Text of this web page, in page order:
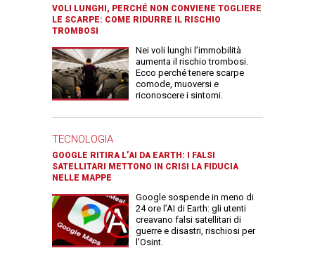
VOLI LUNGHI, PERCHÉ NON CONVIENE TOGLIERE
LE SCARPE: COME RIDURRE IL RISCHIO
TROMBOSI
Nei voli lunghi l’immobilità
aumenta il rischio trombosi.
Ecco perché tenere scarpe
comode, muoversi e
riconoscere i sintomi.
TECNOLOGIA
GOOGLE RITIRA L’AI DA EARTH: I FALSI
SATELLITARI METTONO IN CRISI LA FIDUCIA
NELLE MAPPE
Google sospende in meno di
24 ore l’AI di Earth: gli utenti
creavano falsi satellitari di
guerre e disastri, rischiosi per
l’Osint.